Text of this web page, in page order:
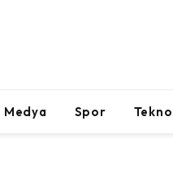
Medya Spor